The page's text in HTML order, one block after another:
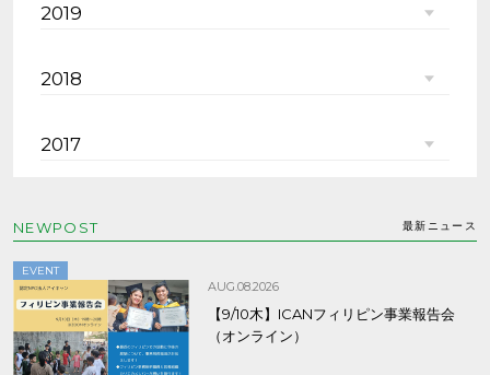
2019
2018
2017
NEWPOST 最新ニュース
EVENT
AUG.08.2026
【9/10木】ICANフィリピン事業報告会
（オンライン）